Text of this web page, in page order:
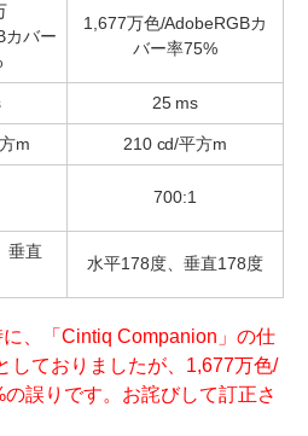
カバー
1,677万色/AdobeRGBカ
バー率75%
25 ms
m 210 cd/平方m
700:1
垂直
水平178度、垂直178度
に、「Cintiq Companion」の仕
しておりましたが、1,677万色/
誤りです。お詫びして訂正さ